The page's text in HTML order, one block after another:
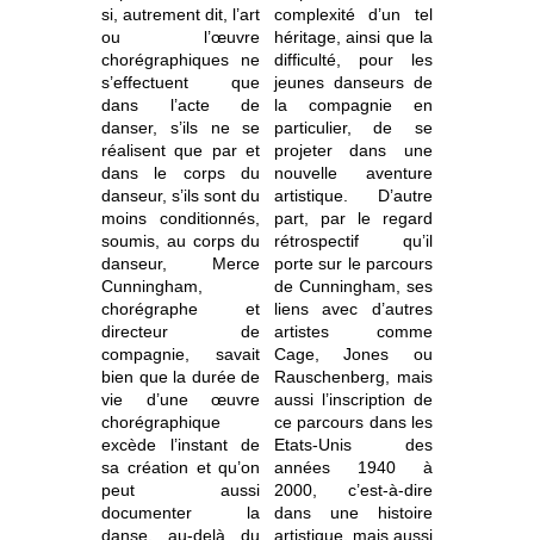
si, autrement dit, l’art
ou l’œuvre
chorégraphiques ne
s’effectuent que
dans l’acte de
danser, s’ils ne se
réalisent que par et
dans le corps du
danseur, s’ils sont du
moins conditionnés,
soumis, au corps du
danseur, Merce
Cunningham,
chorégraphe et
directeur de
compagnie, savait
bien que la durée de
vie d’une œuvre
chorégraphique
excède l’instant de
sa création et qu’on
peut aussi
documenter la
danse, au-delà du
complexité d’un tel
héritage, ainsi que la
difficulté, pour les
jeunes danseurs de
la compagnie en
particulier, de se
projeter dans une
nouvelle aventure
artistique. D’autre
part, par le regard
rétrospectif qu’il
porte sur le parcours
de Cunningham, ses
liens avec d’autres
artistes comme
Cage, Jones ou
Rauschenberg, mais
aussi l’inscription de
ce parcours dans les
Etats-Unis des
années 1940 à
2000, c’est-à-dire
dans une histoire
artistique, mais aussi